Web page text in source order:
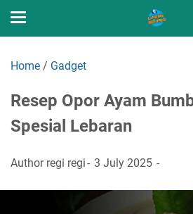
Home / Gadget
Resep Opor Ayam
Spesial Lebaran
Author regi regi 3 July 2025